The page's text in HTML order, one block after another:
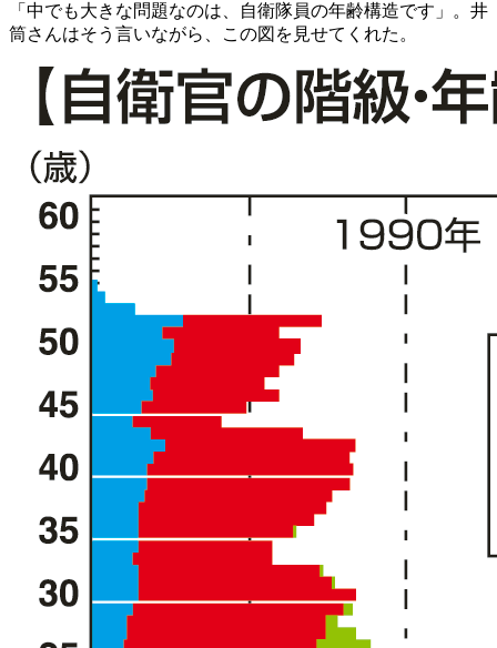
「中でも大きな問題なのは、自衛隊員の年齢構造です」。井
筒さんはそう言いながら、この図を見せてくれた。